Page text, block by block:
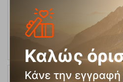
Καλώς
Κάνε την